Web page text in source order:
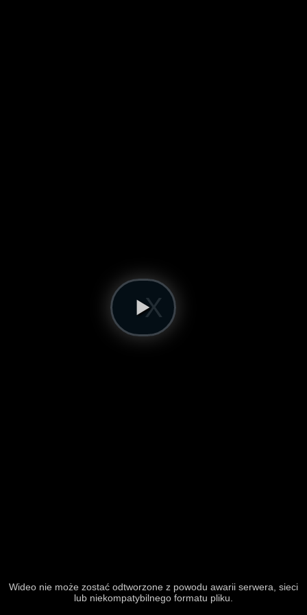
Wideo nie może zostać odtworzone z powodu awarii serwera, sieci
lub niekompatybilnego formatu pliku.